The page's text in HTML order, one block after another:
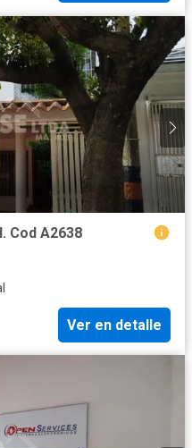
Cod A2638
Ver en detalle